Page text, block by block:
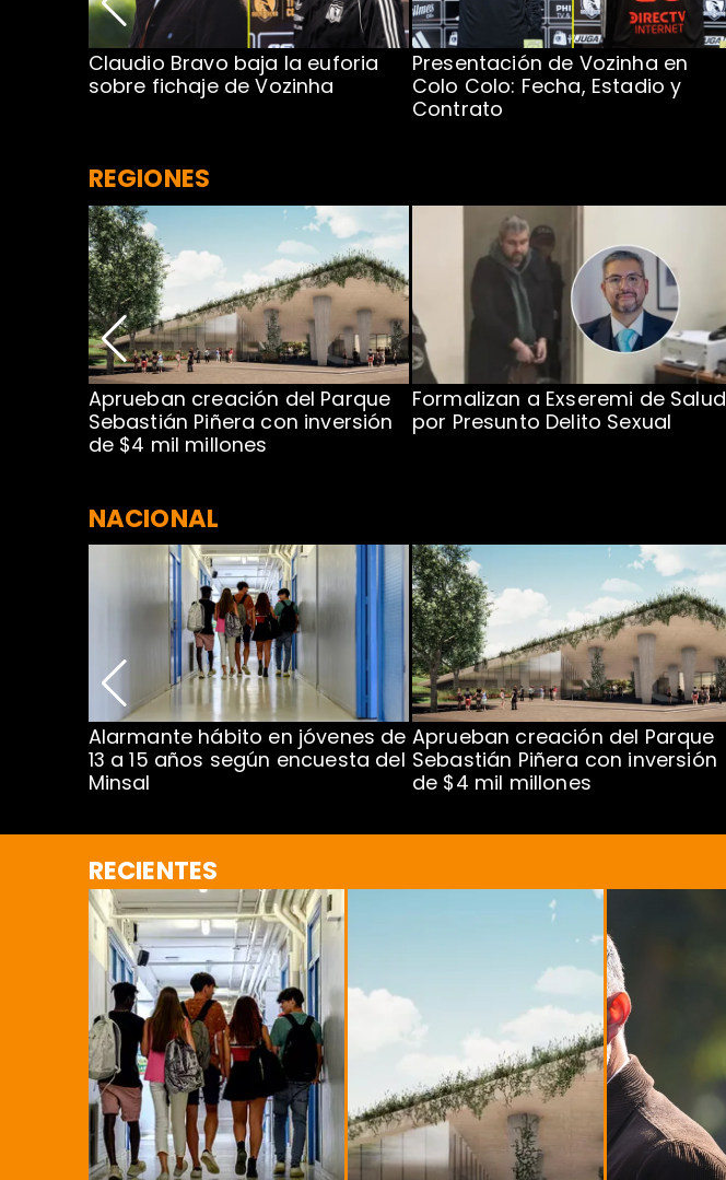
Claudio Bravo baja la euforia
sobre fichaje de Vozinha
Presentación de Vozinha en
Colo Colo: Fecha, Estadio y
Contrato
REGIONES
Aprueban creación del Parque
Sebastián Piñera con inversión
de $4 mil millones
Formalizan a Exseremi de Salud
por Presunto Delito Sexual
NACIONAL
Alarmante hábito en jóvenes de
13 a 15 años según encuesta del
Minsal
Aprueban creación del Parque
Sebastián Piñera con inversión
de $4 mil millones
RECIENTES